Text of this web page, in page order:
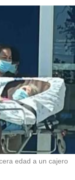
edad a un cajero